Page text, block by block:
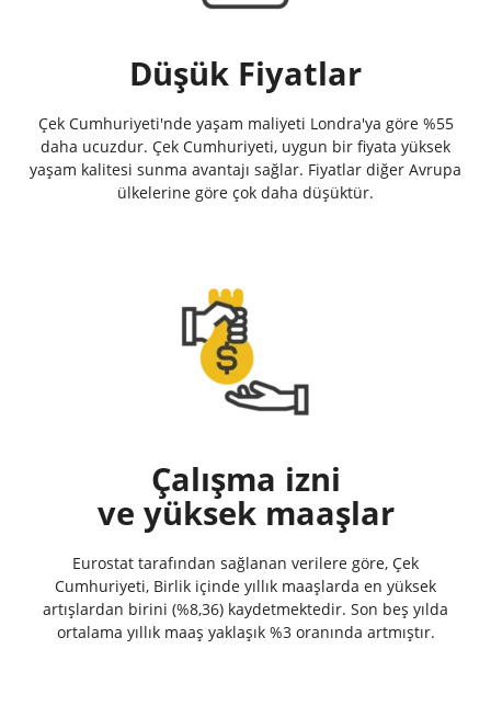
Düşük Fiyatlar
Çek Cumhuriyeti'nde yaşam maliyeti Londra'ya göre %55
daha ucuzdur. Çek Cumhuriyeti, uygun bir fiyata yüksek
yaşam kalitesi sunma avantajı sağlar. Fiyatlar diğer Avrupa
ülkelerine göre çok daha düşüktür.
Çalışma izni
ve yüksek maaşlar
Eurostat tarafından sağlanan verilere göre, Çek
Cumhuriyeti, Birlik içinde yıllık maaşlarda en yüksek
artışlardan birini (%8,36) kaydetmektedir. Son beş yılda
ortalama yıllık maaş yaklaşık %3 oranında artmıştır.